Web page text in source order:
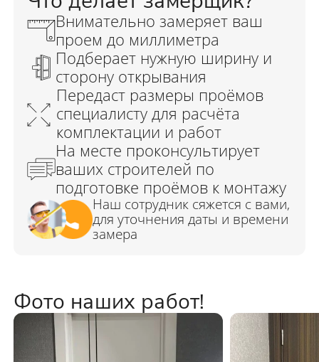
Фото наших работ!